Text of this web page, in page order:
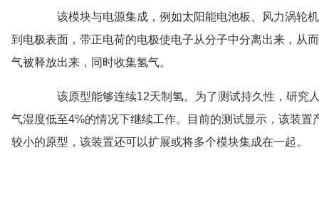
该模块与电源集成，例如太阳能电池板、风力涡轮机
到电极表面，带正电荷的电极使电子从分子中分离出来，从
气被释放出来，同时收集氢气。
该原型能够连续12天制氢。为了测试持久性，研究
气湿度低至4%的情况下继续工作。目前的测试显示，该装
较小的原型，该装置还可以扩展或将多个模块集成在一起。